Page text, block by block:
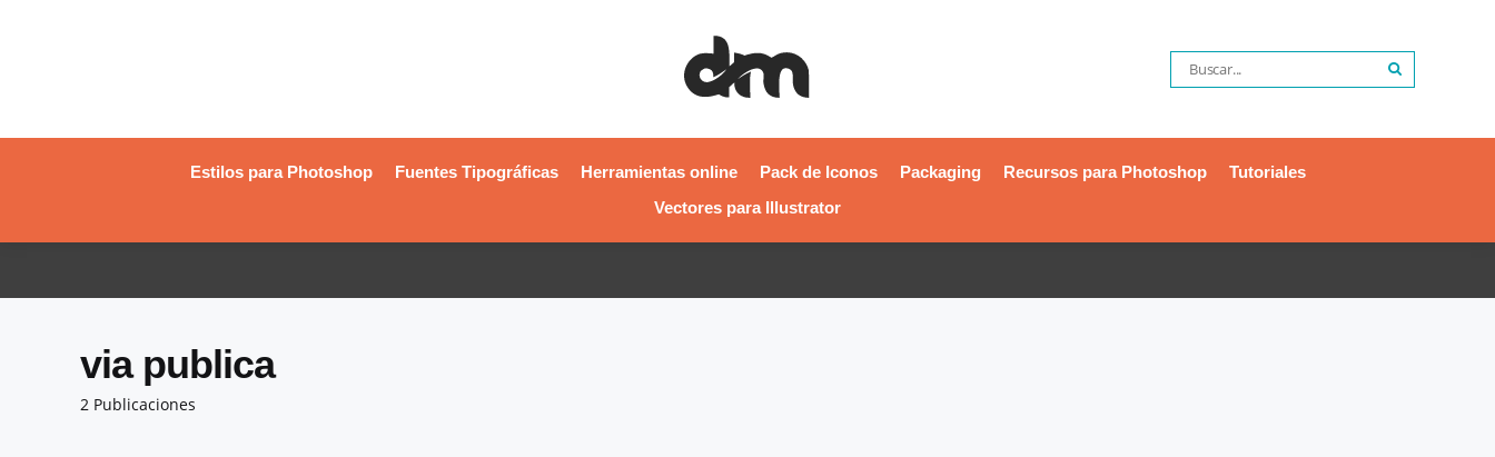
Estilos para Photoshop Fuentes Tipográficas Herramientas online Pack de Iconos Packaging Recursos para Photoshop
Tutoriales
Vectores para Illustrator
2 Publicaciones
via publica